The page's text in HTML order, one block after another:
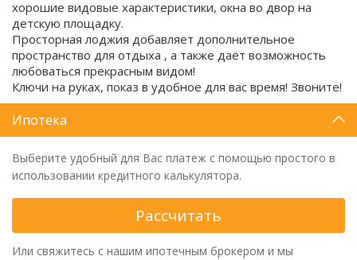
хорошие видовые характеристики, окна во двор на
детскую площадку.
Просторная лоджия добавляет дополнительное
пространство для отдыха , а также даёт возможность
любоваться прекрасным видом!
Ключи на руках, показ в удобное для вас время! Звоните!
Ипотека
Выберите удобный для Вас платеж с помощью простого в
использовании кредитного калькулятора.
Рассчитать
Или свяжитесь с нашим ипотечным брокером и мы